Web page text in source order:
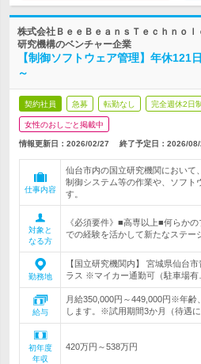
株式会社ＢｅｅＢｅａｎｓＴｅｃｈｎｏ
研究機構のベンチャー企業
【制御ソフトウェア管理】年休
～
契約社員 急募 転勤なし 完全週休2日制
女性のおしごと掲載中
情報更新日：2026/02/27 終了予定日： 2026/08/
仕事内容
仙台市内の国立研究機関において
制御システム等の作業や、ソフト
す。
対象と
なる方
《必須要件》■高専以上■何らか
での経験を活かして新たなステー
勤務地
【国立研究機関内】 宮城県仙台
ラス ※マイカー通勤可（駐車場有
給与
月給350,000円～449,000円※年齢
します。※試用期間3か月（待遇に
初年度
年収
420万円～538万円